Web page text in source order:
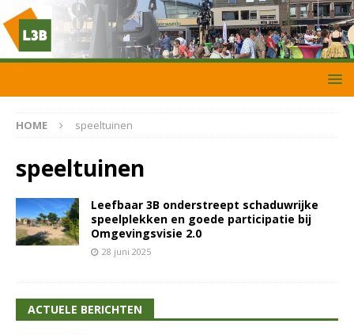
HOME speeltuinen
speeltuinen
Leefbaar 3B onderstreept schaduwrijke
speelplekken en goede participatie bij
Omgevingsvisie 2.0
28 juni 2025
ACTUELE BERICHTEN